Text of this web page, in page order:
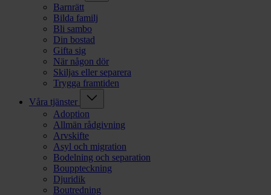
Barnrätt
Bilda familj
Bli sambo
Din bostad
Gifta sig
När någon dör
Skiljas eller separera
Trygga framtiden
Våra tjänster
Adoption
Allmän rådgivning
Arvskifte
Asyl och migration
Bodelning och separation
Bouppteckning
Djuridik
Boutredning